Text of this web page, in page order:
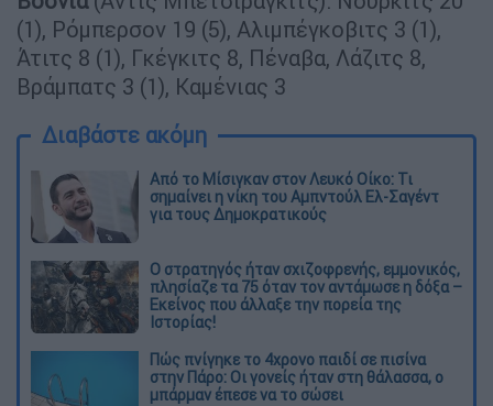
(1), Ρόμπερσον 19 (5), Αλιμπέγκοβιτς 3 (1),
Άτιτς 8 (1), Γκέγκιτς 8, Πέναβα, Λάζιτς 8,
Βράμπατς 3 (1), Καμένιας 3
Διαβάστε ακόμη
Από το Μίσιγκαν στον Λευκό Οίκο: Τι
σημαίνει η νίκη του Αμπντούλ Ελ-Σαγέντ
για τους Δημοκρατικούς
O στρατηγός ήταν σχιζοφρενής, εμμονικός,
πλησίαζε τα 75 όταν τον αντάμωσε η δόξα –
Εκείνος που άλλαξε την πορεία της
Ιστορίας!
Πώς πνίγηκε το 4χρονο παιδί σε πισίνα
στην Πάρο: Οι γονείς ήταν στη θάλασσα, ο
μπάρμαν έπεσε να το σώσει